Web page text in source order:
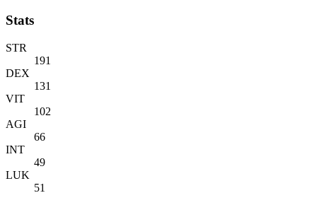
Stats
STR
191
DEX
131
VIT
102
AGI
66
INT
49
LUK
51